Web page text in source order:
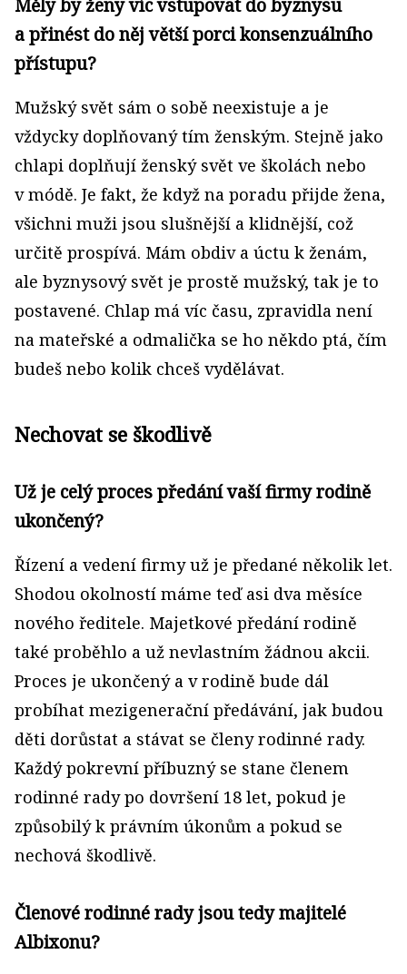
Měly by ženy víc vstupovat do byznysu
a přinést do něj větší porci konsenzuálního
přístupu?
Mužský svět sám o sobě neexistuje a je
vždycky doplňovaný tím ženským. Stejně jako
chlapi doplňují ženský svět ve školách nebo
v módě. Je fakt, že když na poradu přijde žena,
všichni muži jsou slušnější a klidnější, což
určitě prospívá. Mám obdiv a úctu k ženám,
ale byznysový svět je prostě mužský, tak je to
postavené. Chlap má víc času, zpravidla není
na mateřské a odmalička se ho někdo ptá, čím
budeš nebo kolik chceš vydělávat.
Nechovat se škodlivě
Už je celý proces předání vaší firmy rodině
ukončený?
Řízení a vedení firmy už je předané několik let.
Shodou okolností máme teď asi dva měsíce
nového ředitele. Majetkové předání rodině
také proběhlo a už nevlastním žádnou akcii.
Proces je ukončený a v rodině bude dál
probíhat mezigenerační předávání, jak budou
děti dorůstat a stávat se členy rodinné rady.
Každý pokrevní příbuzný se stane členem
rodinné rady po dovršení 18 let, pokud je
způsobilý k právním úkonům a pokud se
nechová škodlivě.
Členové rodinné rady jsou tedy majitelé
Albixonu?